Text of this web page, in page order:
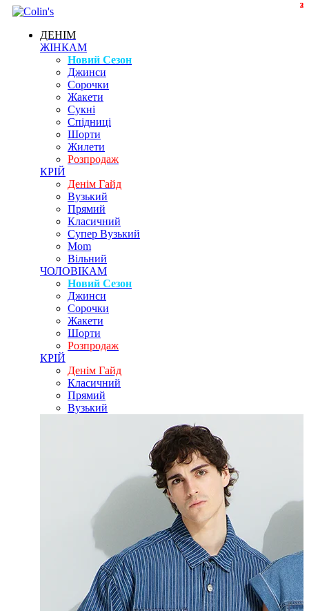
ДЕНІМ
ЖІНКАМ
Новий Сезон
Джинси
Сорочки
Жакети
Сукні
Спідниці
Шорти
Жилети
Розпродаж
КРІЙ
Денім Гайд
Вузький
Прямий
Класичний
Супер Вузький
Mom
Вільний
ЧОЛОВІКАМ
Новий Сезон
Джинси
Сорочки
Жакети
Шорти
Розпродаж
КРІЙ
Денім Гайд
Класичний
Прямий
Вузький
2
3
2